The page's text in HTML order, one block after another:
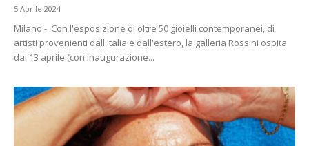
5 Aprile 2024
Milano - Con l'esposizione di oltre 50 gioielli contemporanei, di
artisti provenienti dall'Italia e dall'estero, la galleria Rossini ospita
dal 13 aprile (con inaugurazione...